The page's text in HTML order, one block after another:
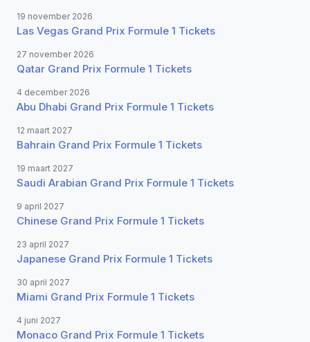
19 november 2026
Las Vegas Grand Prix Formule 1 Tickets
27 november 2026
Qatar Grand Prix Formule 1 Tickets
4 december 2026
Abu Dhabi Grand Prix Formule 1 Tickets
12 maart 2027
Bahrain Grand Prix Formule 1 Tickets
19 maart 2027
Saudi Arabian Grand Prix Formule 1 Tickets
9 april 2027
Chinese Grand Prix Formule 1 Tickets
23 april 2027
Japanese Grand Prix Formule 1 Tickets
30 april 2027
Miami Grand Prix Formule 1 Tickets
4 juni 2027
Monaco Grand Prix Formule 1 Tickets